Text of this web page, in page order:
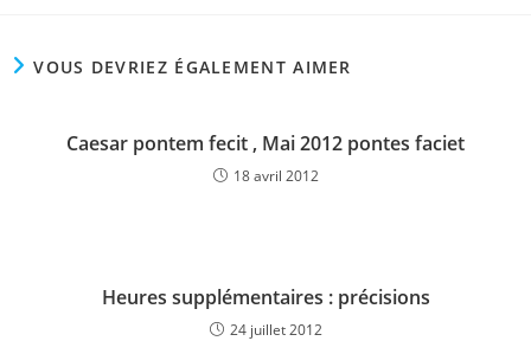
VOUS DEVRIEZ ÉGALEMENT AIMER
Caesar pontem fecit , Mai 2012 pontes faciet
18 avril 2012
Heures supplémentaires : précisions
24 juillet 2012